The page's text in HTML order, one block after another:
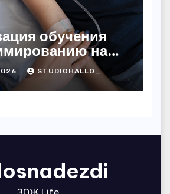
обучения
на
STUDIOHALLO_